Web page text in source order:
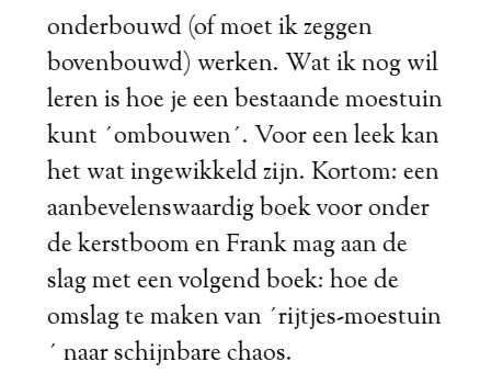
onderbouwd (of moet ik zeggen
bovenbouwd) werken. Wat ik nog wil
leren is hoe je een bestaande moestuin
kunt ´ombouwen´. Voor een leek kan
het wat ingewikkeld zijn. Kortom: een
aanbevelenswaardig boek voor onder
de kerstboom en Frank mag aan de
slag met een volgend boek: hoe de
omslag te maken van ´rijtjes-moestuin
´ naar schijnbare chaos.